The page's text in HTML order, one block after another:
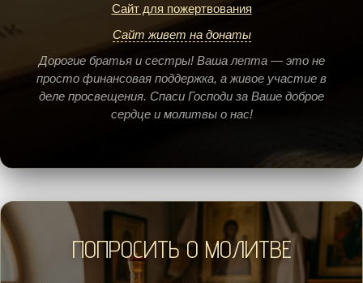
Сайт для пожертвования
Сайт живет на донаты
Дорогие братья и сестры! Ваша лепта — это не
просто финансовая поддержка, а живое участие в
деле просвещения. Спаси Господи за Ваше доброе
сердце и молитвы о нас!
ПОПРОСИТЬ О МОЛИТВЕ